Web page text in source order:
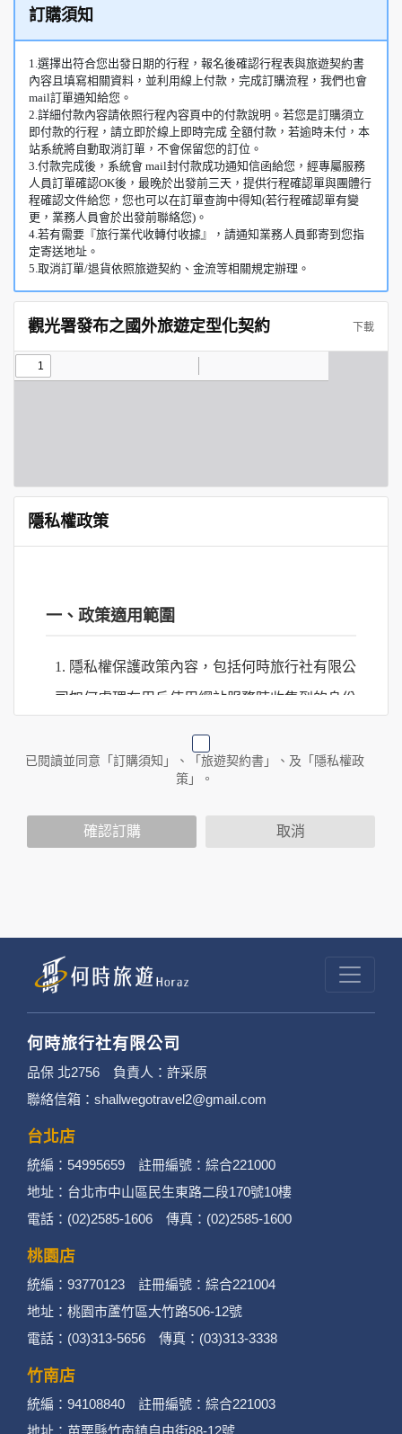
訂購須知
1.選擇出符合您出發日期的行程，報名後確認行程表與旅遊契約書
內容且填寫相關資料，並利用線上付款，完成訂購流程，我們也會
mail訂單通知給您。
2.詳細付款內容請依照行程內容頁中的付款說明。若您是訂購須立
即付款的行程，請立即於線上即時完成 全額付款，若逾時未付，本
站系統將自動取消訂單，不會保留您的訂位。
3.付款完成後，系統會 mail封付款成功通知信函給您，經專屬服務
人員訂單確認OK後，最晚於出發前三天，提供行程確認單與團體行
程確認文件給您，您也可以在訂單查詢中得知(若行程確認單有變
更，業務人員會於出發前聯絡您)。
4.若有需要『旅行業代收轉付收據』，請通知業務人員郵寄到您指
定寄送地址。
5.取消訂單/退貨依照旅遊契約、金流等相關規定辦理。
觀光署發布之國外旅遊定型化契約 下載
隱私權政策
一、政策適用範圍
1. 隱私權保護政策內容，包括何時旅行社有限公
司如何處理在用戶使用網站服務時收集到的身份
份識別資料。
以外的公司 or 網站群，與非何時旅行社有限公
提供的個人資訊，這些廣告廠商或連結網站有其
個別的隱私權保護政策，其資料處理措施不適用
3. 您個人在何時旅行社有限公司旗下網站上的聊
天室或討論區中任意公開個人資料的行為，在非
經加密的保護下，不適用於何時旅行社有限公司
隱私權保護政策。
二、個資蒐集處理利用
2. 蒐集目的：提供本公司相關服務、行銷、客戶
管理、會員管理及其他與第三人合作之行銷推廣
活動。
3. 個人資料類別：
已閱讀並同意「訂購須知」、「旅遊契約書」、及「隱私權政
策」。
確認訂購 取消
何時旅行社有限公司
品保 北2756 負責人：許采原
聯絡信箱：shallwegotravel2@gmail.com
台北店
統編：54995659 註冊編號：綜合221000
地址：台北市中山區民生東路二段170號10樓
電話：(02)2585-1606 傳真：(02)2585-1600
桃園店
統編：93770123 註冊編號：綜合221004
地址：桃園市蘆竹區大竹路506-12號
電話：(03)313-5656 傳真：(03)313-3338
竹南店
統編：94108840 註冊編號：綜合221003
地址：苗栗縣竹南鎮自由街88-12號